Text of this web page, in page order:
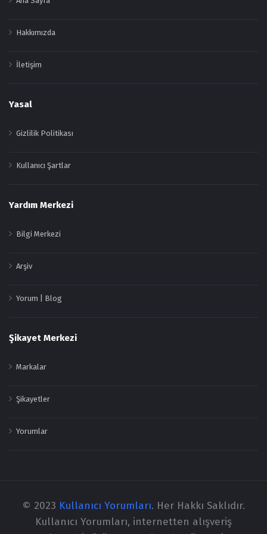
Hakkımızda
İletişim
Yasal
Gizlilik Politikası
Kullanıcı Şartlar
Yardım Merkezi
Bilgi Merkezi
Arşiv
Yorum | Blog
Şikayet Merkezi
Markalar
Şikayetler
Yorumlar
© 2023 Kullanıcı Yorumları. Her Hakkı Saklıdır.
Kullanıcı Yorumları, internetten alışveriş